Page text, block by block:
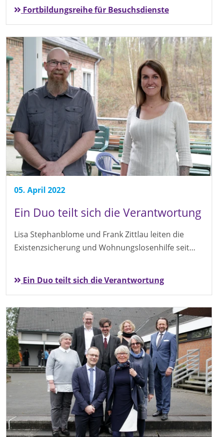
Fortbildungsreihe für Besuchsdienste
05. April 2022
Ein Duo teilt sich die Verantwortung
Lisa Stephanblome und Frank Zittlau leiten die
Existenzsicherung und Wohnungslosenhilfe seit…
Ein Duo teilt sich die Verantwortung